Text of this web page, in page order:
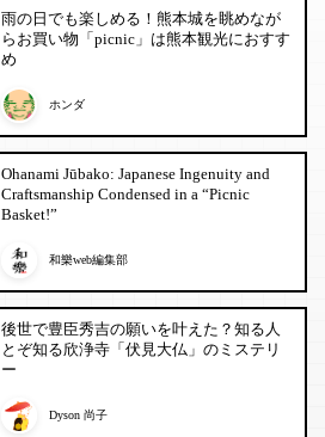
雨の日でも楽しめる！熊本城を眺めなが
らお買い物「picnic」は熊本観光におすす
め
ホンダ
Ohanami Jūbako: Japanese Ingenuity and
Craftsmanship Condensed in a “Picnic
Basket!”
和樂web編集部
後世で豊臣秀吉の願いを叶えた？知る人
とぞ知る欣浄寺「伏見大仏」のミステリ
ー
Dyson 尚子